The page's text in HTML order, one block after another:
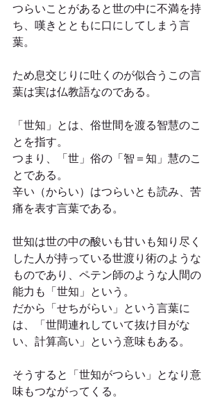
つらいことがあると世の中に不満を持
ち、嘆きとともに口にしてしまう言
葉。
ため息交じりに吐くのが似合うこの言
葉は実は仏教語なのである。
「世知」とは、俗世間を渡る智慧のこ
とを指す。
つまり、「世」俗の「智＝知」慧のこ
とである。
辛い（からい）はつらいとも読み、苦
痛を表す言葉である。
世知は世の中の酸いも甘いも知り尽く
した人が持っている世渡り術のような
ものであり、ペテン師のような人間の
能力も「世知」という。
だから「せちがらい」という言葉に
は、「世間連れしていて抜け目がな
い、計算高い」という意味もある。
そうすると「世知がつらい」となり意
味もつながってくる。